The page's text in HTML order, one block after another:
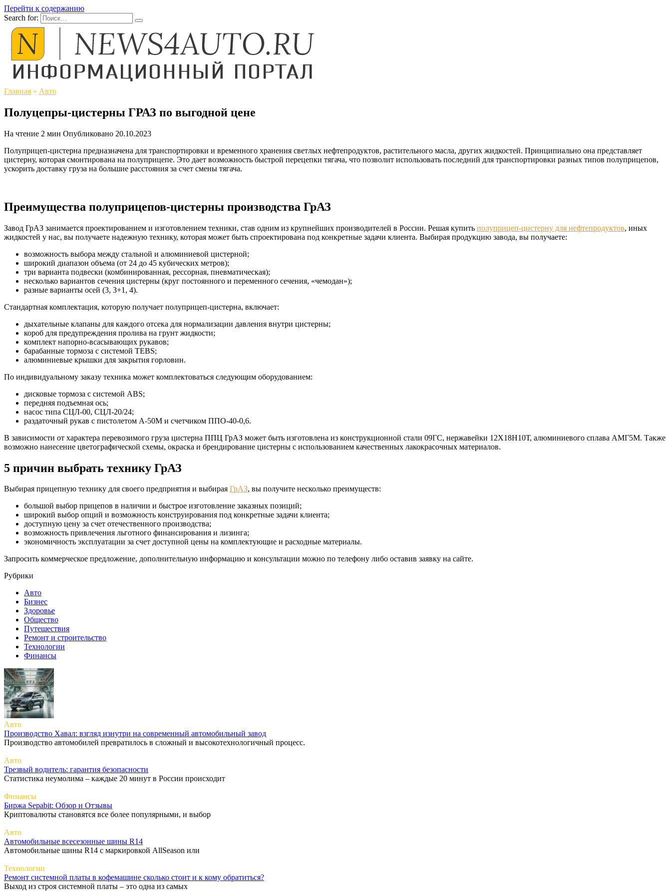
Перейти к содержанию
Search for:
Главная » Авто
Полуцепры-цистерны ГРАЗ по выгодной цене
На чтение 2 мин Опубликовано 20.10.2023
Полуприцеп-цистерна предназначена для транспортировки и временного хранения светлых нефтепродуктов, растительного масла, других жидкостей. Принципиально она представляет
цистерну, которая смонтирована на полуприцепе. Это дает возможность быстрой перецепки тягача, что позволит использовать последний для транспортировки разных типов полуприцепов,
ускорить доставку груза на большие расстояния за счет смены тягача.
Преимущества полуприцепов-цистерны производства ГрАЗ
Завод ГрАЗ занимается проектированием и изготовлением техники, став одним из крупнейших производителей в России. Решая купить полуприцеп-цистерну для нефтепродуктов, иных
жидкостей у нас, вы получаете надежную технику, которая может быть спроектирована под конкретные задачи клиента. Выбирая продукцию завода, вы получаете:
возможность выбора между стальной и алюминиевой цистерной;
широкий диапазон объема (от 24 до 45 кубических метров);
три варианта подвески (комбинированная, рессорная, пневматическая);
несколько вариантов сечения цистерны (круг постоянного и переменного сечения, «чемодан»);
разные варианты осей (3, 3+1, 4).
Стандартная комплектация, которую получает полуприцеп-цистерна, включает:
дыхательные клапаны для каждого отсека для нормализации давления внутри цистерны;
короб для предупреждения пролива на грунт жидкости;
комплект напорно-всасывающих рукавов;
барабанные тормоза с системой TEBS;
алюминиевые крышки для закрытия горловин.
По индивидуальному заказу техника может комплектоваться следующим оборудованием:
дисковые тормоза с системой ABS;
передняя подъемная ось;
насос типа СЦЛ-00, СЦЛ-20/24;
раздаточный рукав с пистолетом А-50М и счетчиком ППО-40-0,6.
В зависимости от характера перевозимого груза цистерна ППЦ ГрАЗ может быть изготовлена из конструкционной стали 09ГС, нержавейки 12Х18Н10Т, алюминиевого сплава АМГ5М. Также
возможно нанесение цветографической схемы, окраска и брендирование цистерны с использованием качественных лакокрасочных материалов.
5 причин выбрать технику ГрАЗ
Выбирая прицепную технику для своего предприятия и выбирая ГрАЗ, вы получите несколько преимуществ:
большой выбор прицепов в наличии и быстрое изготовление заказных позиций;
широкий выбор опций и возможность конструирования под конкретные задачи клиента;
доступную цену за счет отечественного производства;
возможность привлечения льготного финансирования и лизинга;
экономичность эксплуатации за счет доступной цены на комплектующие и расходные материалы.
Запросить коммерческое предложение, дополнительную информацию и консультации можно по телефону либо оставив заявку на сайте.
Рубрики
Авто
Бизнес
Здоровье
Общество
Путешествия
Ремонт и строительство
Технологии
Финансы
Авто
Производство Хавал: взгляд изнутри на современный автомобильный завод
Производство автомобилей превратилось в сложный и высокотехнологичный процесс.
Авто
Трезвый водитель: гарантия безопасности
Статистика неумолима – каждые 20 минут в России происходит
Финансы
Биржа Sepabit: Обзор и Отзывы
Криптовалюты становятся все более популярными, и выбор
Авто
Автомобильные всесезонные шины R14
Автомобильные шины R14 с маркировкой AllSeason или
Технологии
Ремонт системной платы в кофемашине сколько стоит и к кому обратиться?
Выход из строя системной платы – это одна из самых